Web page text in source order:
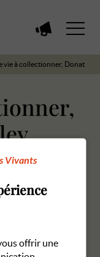
manifestations
vie à collectionner, Donation
actuellement
Vivants
offrir une